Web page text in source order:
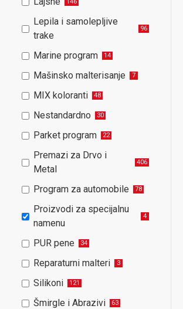
Lepila i samolepljive
trake
96
Marine program 14
Mašinsko malterisanje 7
MIX koloranti 48
Nestandardno 30
Parket program 22
Premazi za Drvo i
Metal
406
Program za automobile 78
Proizvodi za specijalnu
namenu
4
PUR pene 34
Reparaturni malteri 3
Silikoni 121
Šmirgle i Abrazivi 63